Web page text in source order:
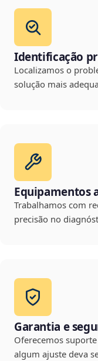
Identificação
Localizamos o
solução mais
Equipamentos
Trabalhamos com
precisão no
Garantia e
Oferecemos
algum ajuste deva